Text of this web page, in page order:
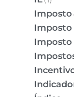
Imposto
Imposto
Imposto